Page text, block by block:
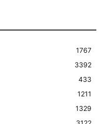
1767
3392
433
1211
1329